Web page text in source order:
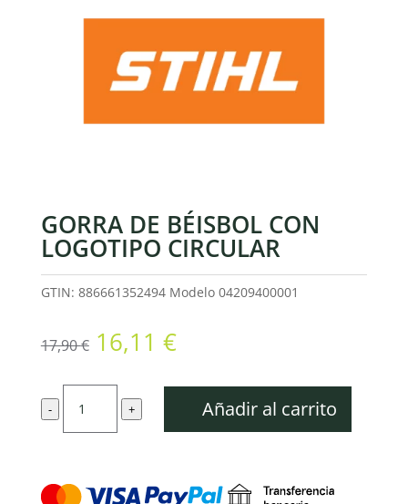
GORRA DE BÉISBOL CON
LOGOTIPO CIRCULAR
GTIN: 886661352494 Modelo 04209400001
17,90€ El
precio
original
era:
17,90 €.
16,11 €El
actual
es:
16,11 €.
-
logotipo
+ Añadir al carrito